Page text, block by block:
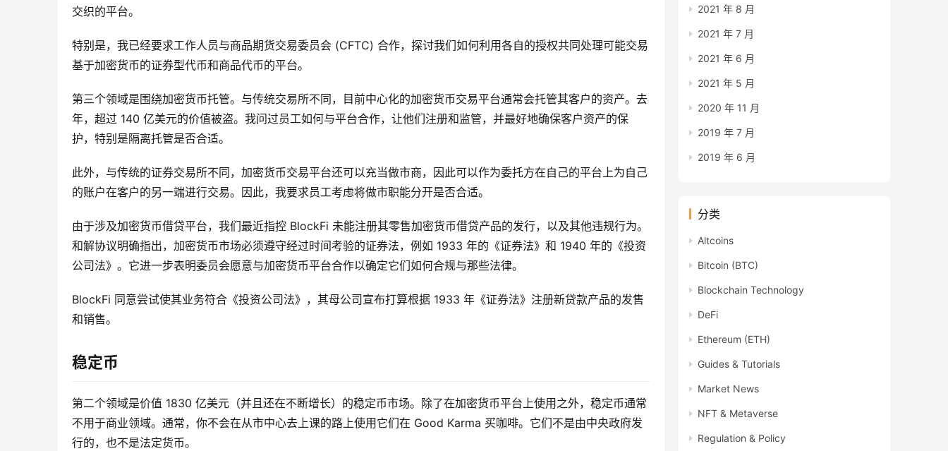
交织的平台。
特别是，我已经要求工作人员与商品期货交易委员会 (CFTC) 合作，探讨我们如何利用各自的授权共同处理可能交易
基于加密货币的证券型代币和商品代币的平台。
第三个领域是围绕加密货币托管。与传统交易所不同，目前中心化的加密货币交易平台通常会托管其客户的资产。去
年，超过 140 亿美元的价值被盗。我问过员工如何与平台合作，让他们注册和监管，并最好地确保客户资产的保
护，特别是隔离托管是否合适。
此外，与传统的证券交易所不同，加密货币交易平台还可以充当做市商，因此可以作为委托方在自己的平台上为自己
的账户在客户的另一端进行交易。因此，我要求员工考虑将做市职能分开是否合适。
由于涉及加密货币借贷平台，我们最近指控 BlockFi 未能注册其零售加密货币借贷产品的发行，以及其他违规行为。
和解协议明确指出，加密货币市场必须遵守经过时间考验的证券法，例如 1933 年的《证券法》和 1940 年的《投资
公司法》。它进一步表明委员会愿意与加密货币平台合作以确定它们如何合规与那些法律。
BlockFi 同意尝试使其业务符合《投资公司法》，其母公司宣布打算根据 1933 年《证券法》注册新贷款产品的发售
和销售。
稳定币
第二个领域是价值 1830 亿美元（并且还在不断增长）的稳定币市场。除了在加密货币平台上使用之外，稳定币通常
不用于商业领域。通常，你不会在从市中心去上课的路上使用它们在 Good Karma 买咖啡。它们不是由中央政府发
行的，也不是法定货币。
2021 年 8 月
2021 年 7 月
2021 年 6 月
2021 年 5 月
2020 年 11 月
2019 年 7 月
2019 年 6 月
分类
Altcoins
Bitcoin (BTC)
Blockchain Technology
DeFi
Ethereum (ETH)
Guides & Tutorials
Market News
NFT & Metaverse
Regulation & Policy